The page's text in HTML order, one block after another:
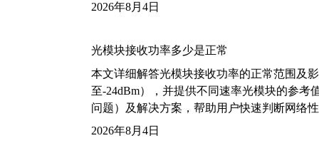
2026年8月4日
光模块接收功率多少是正常
本文详细解答光模块接收功率的正常范围及
至-24dBm），并提供不同速率光模块的参
问题）及解决方案，帮助用户快速判断网络
2026年8月4日